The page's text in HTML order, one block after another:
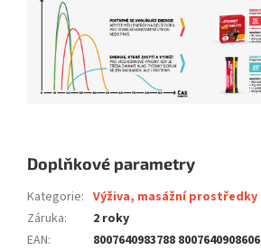
Doplňkové parametry
Kategorie: Výživa, masážní prostředky
Záruka:
2 roky
EAN: 8007640983788 8007640908606